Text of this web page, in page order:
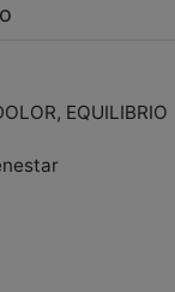
EQUILIBRIO